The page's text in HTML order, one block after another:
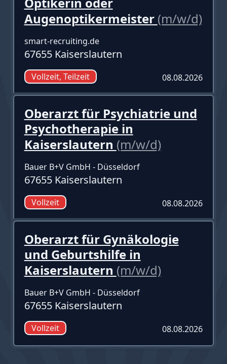
Augenoptikermeister (m/w/d)
smart-recruiting.de
67655 Kaiserslautern
Vollzeit, Teilzeit 08.08.2026
Oberarzt für Psychiatrie und
Psychotherapie in
Kaiserslautern (m/w/d)
Bauer B+V GmbH - Düsseldorf
67655 Kaiserslautern
Vollzeit 08.08.2026
Oberarzt für Gynäkologie
und Geburtshilfe in
Kaiserslautern (m/w/d)
Bauer B+V GmbH - Düsseldorf
67655 Kaiserslautern
Vollzeit 08.08.2026